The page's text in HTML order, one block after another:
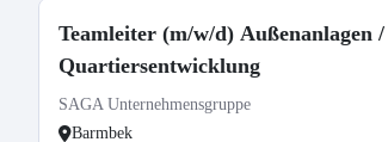
Teamleiter (m/w/d) Außenanlagen /
Quartiersentwicklung
SAGA Unternehmensgruppe
Barmbek